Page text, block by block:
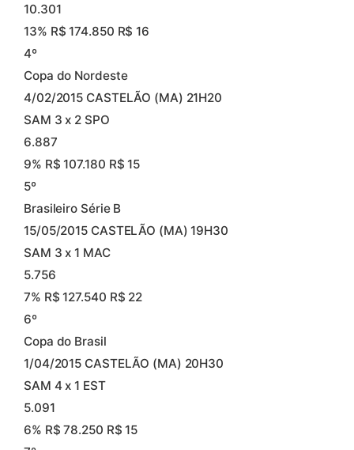
10.301
13% R$ 174.850 R$ 16
4º
Copa do Nordeste
4/02/2015 CASTELÃO (MA) 21H20
SAM 3 x 2 SPO
6.887
9% R$ 107.180 R$ 15
5º
Brasileiro Série B
15/05/2015 CASTELÃO (MA) 19H30
SAM 3 x 1 MAC
5.756
7% R$ 127.540 R$ 22
6º
Copa do Brasil
1/04/2015 CASTELÃO (MA) 20H30
SAM 4 x 1 EST
5.091
6% R$ 78.250 R$ 15